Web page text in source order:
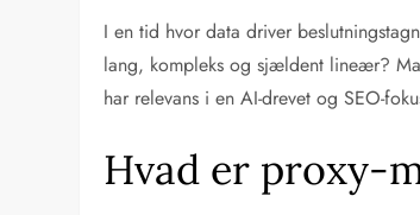
I en tid hvor data driver
lang, kompleks og sjældent lineær?
har relevans i en AI-drevet og SEO-
Hvad er proxy-